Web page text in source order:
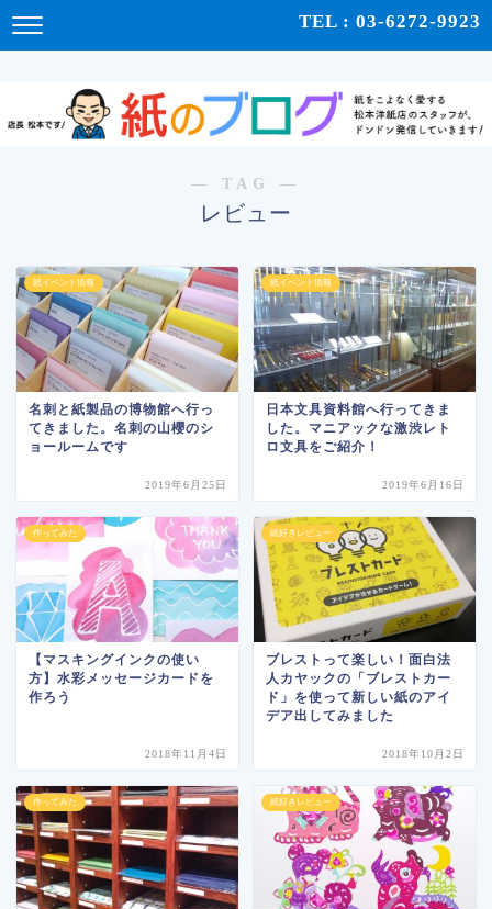
TEL : 03-6272-9923
― TAG ―
レビュー
紙イベント情報
名刺と紙製品の博物館へ行っ
てきました。名刺の山櫻のシ
ョールームです
2019年6月25日
紙イベント情報
日本文具資料館へ行ってきま
した。マニアックな激渋レト
ロ文具をご紹介！
2019年6月16日
作ってみた
【マスキングインクの使い
方】水彩メッセージカードを
作ろう
2018年11月4日
紙好きレビュー
ブレストって楽しい！面白法
人カヤックの「ブレストカー
ド」を使って新しい紙のアイ
デア出してみました
2018年10月2日
作ってみた 紙好きレビュー